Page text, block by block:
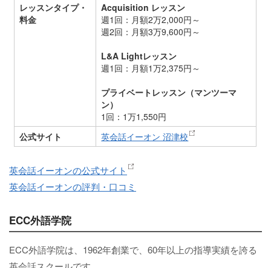
レッスンタイプ・
料金
Acquisition レッスン
週1回：月額2万2,000円～
週2回：月額3万9,600円～
L&A Lightレッスン
週1回：月額1万2,375円～
プライベートレッスン（マンツーマ
ン）
1回：1万1,550円
公式サイト
英会話イーオン 沼津校
英会話イーオンの公式サイト
英会話イーオンの評判・口コミ
ECC外語学院
ECC外語学院は、1962年創業で、60年以上の指導実績を誇る